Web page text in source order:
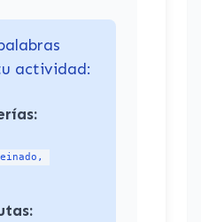
actividad: